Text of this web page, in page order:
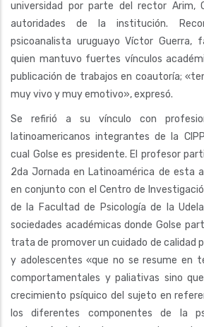
universidad por parte del rector Arim,
autoridades de la institución.
psicoanalista uruguayo Víctor Guerra,
quien mantuvo fuertes vínculos
publicación de trabajos en coautoría;
muy vivo y muy emotivo», expresó.
Se refirió a su vínculo con
latinoamericanos integrantes de la
cual Golse es presidente. El profesor
2da Jornada en Latinoamérica de esta
en conjunto con el Centro de
de la Facultad de Psicología de la
sociedades académicas donde Golse
trata de promover un cuidado de calidad
y adolescentes «que no se resume en
comportamentales y paliativas sino
crecimiento psíquico del sujeto en
los diferentes componentes de la